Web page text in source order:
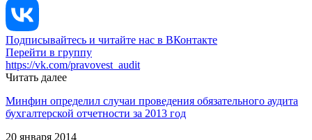
Подписывайтесь и читайте нас в ВКонтакте
Перейти в группу
https://vk.com/pravovest_audit
Читать далее
Минфин определил случаи проведения обязательного аудита
бухгалтерской отчетности за 2013 год
20 января 2014